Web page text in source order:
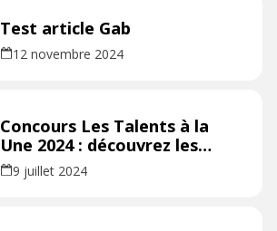
Test article Gab
12 novembre 2024
Concours Les Talents à la
Une 2024 : découvrez les
lauréats !
9 juillet 2024